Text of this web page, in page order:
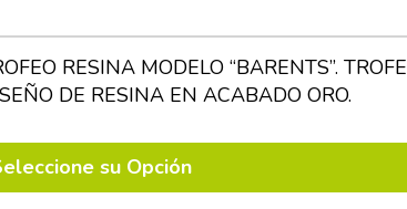
RESINA MODELO “BARENTS”.
DE RESINA EN ACABADO ORO.
su Opción